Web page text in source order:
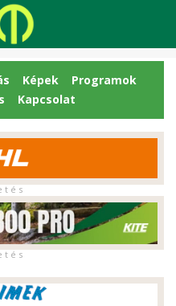
Képek
Programok
Kapcsolat
t é s
t é s